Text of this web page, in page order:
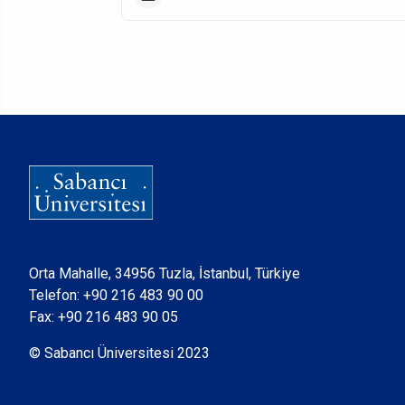
Orta Mahalle, 34956 Tuzla, İstanbul, Türkiye
Telefon: +90 216 483 90 00
Fax: +90 216 483 90 05
© Sabancı Üniversitesi 2023